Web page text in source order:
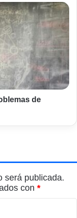
de
será publicada.
con *